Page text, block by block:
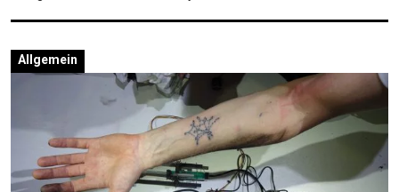
Allgemein